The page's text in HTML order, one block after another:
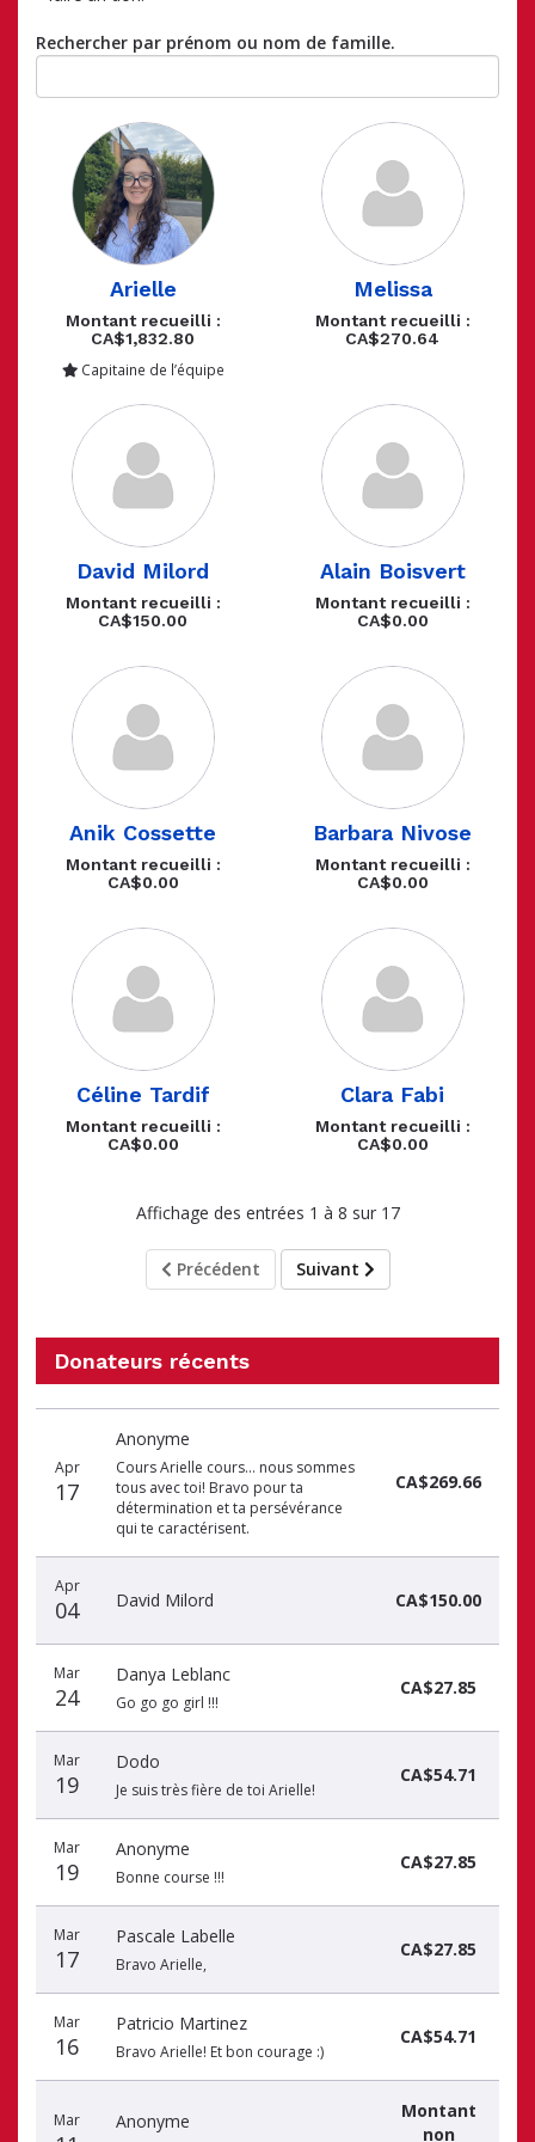
Rechercher par prénom ou nom de famille.
Arielle
Montant recueilli :
CA$1,832.80
Capitaine de l’équipe
Melissa
Montant recueilli :
CA$270.64
David Milord
Montant recueilli :
CA$150.00
Alain Boisvert
Montant recueilli :
CA$0.00
Anik Cossette
Montant recueilli :
CA$0.00
Barbara Nivose
Montant recueilli :
CA$0.00
Céline Tardif
Montant recueilli :
CA$0.00
Clara Fabi
Montant recueilli :
CA$0.00
Affichage des entrées 1 à 8 sur 17
Précédent Suivant
Donateurs récents
don
donateur
donApr
17
Anonyme
Cours Arielle cours… nous sommes
tous avec toi! Bravo pour ta
détermination et ta persévérance
qui te caractérisent.
CA$269.66
Apr
04 David Milord CA$150.00
Mar
24
Danya Leblanc
Go go go girl !!!
CA$27.85
Mar
19
Dodo
Je suis très fière de toi Arielle!
CA$54.71
Mar
19
Anonyme
Bonne course !!!
CA$27.85
Mar
17
Pascale Labelle
Bravo Arielle,
CA$27.85
Mar
16
Patricio Martinez
Bravo Arielle! Et bon courage :)
CA$54.71
Mar Anonyme
Montant
non